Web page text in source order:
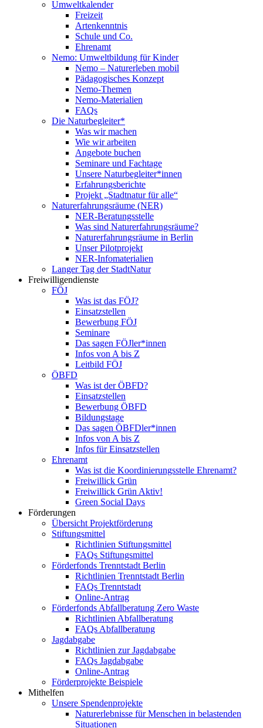
Umweltkalender
Freizeit
Artenkenntnis
Schule und Co.
Ehrenamt
Nemo: Umweltbildung für Kinder
Nemo – Naturerleben mobil
Pädagogisches Konzept
Nemo-Themen
Nemo-Materialien
FAQs
Die Naturbegleiter*
Was wir machen
Wie wir arbeiten
Angebote buchen
Seminare und Fachtage
Unsere Naturbegleiter*innen
Erfahrungsberichte
Projekt „Stadtnatur für alle“
Naturerfahrungsräume (NER)
NER-Beratungsstelle
Was sind Naturerfahrungsräume?
Naturerfahrungsräume in Berlin
Unser Pilotprojekt
NER-Infomaterialien
Langer Tag der StadtNatur
Freiwilligendienste
FÖJ
Was ist das FÖJ?
Einsatzstellen
Bewerbung FÖJ
Seminare
Das sagen FÖJler*innen
Infos von A bis Z
Leitbild FÖJ
ÖBFD
Was ist der ÖBFD?
Einsatzstellen
Bewerbung ÖBFD
Bildungstage
Das sagen ÖBFDler*innen
Infos von A bis Z
Infos für Einsatzstellen
Ehrenamt
Was ist die Koordinierungsstelle Ehrenamt?
Freiwillick Grün
Freiwillick Grün Aktiv!
Green Social Days
Förderungen
Übersicht Projektförderung
Stiftungsmittel
Richtlinien Stiftungsmittel
FAQs Stiftungsmittel
Förderfonds Trenntstadt Berlin
Richtlinien Trenntstadt Berlin
FAQs Trenntstadt
Online-Antrag
Förderfonds Abfallberatung Zero Waste
Richtlinien Abfallberatung
FAQs Abfallberatung
Jagdabgabe
Richtlinien zur Jagdabgabe
FAQs Jagdabgabe
Online-Antrag
Förderprojekte Beispiele
Mithelfen
Unsere Spendenprojekte
Naturerlebnisse für Menschen in belastenden
Situationen